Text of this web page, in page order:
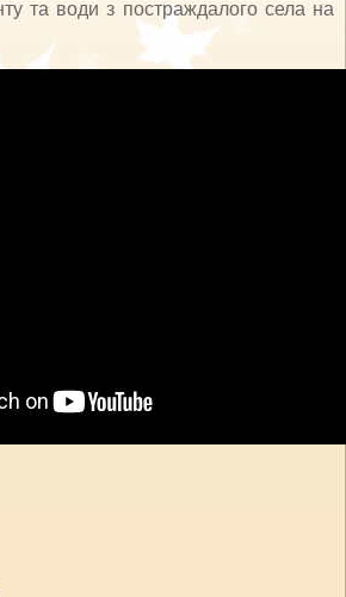
та води з постраждалого села на